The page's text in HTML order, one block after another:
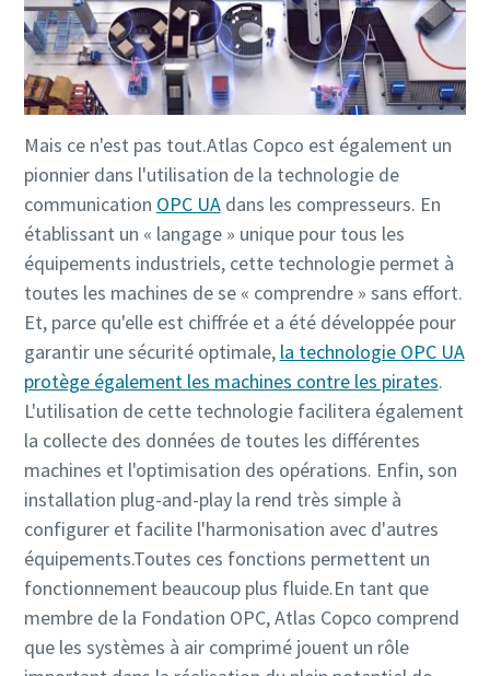
Mais ce n'est pas tout.Atlas Copco est également un
pionnier dans l'utilisation de la technologie de
communication OPC UAdans les compresseurs. En
établissant un « langage » unique pour tous les
équipements industriels, cette technologie permet à
toutes les machines de se « comprendre » sans effort.
Et, parce qu'elle est chiffrée et a été développée pour
garantir une sécurité optimale, la technologie OPC UA
protège également les machines contre les pirates.
L'utilisation de cette technologie facilitera également
la collecte des données de toutes les différentes
machines et l'optimisation des opérations. Enfin, son
installation plug-and-play la rend très simple à
configurer et facilite l'harmonisation avec d'autres
équipements.Toutes ces fonctions permettent un
fonctionnement beaucoup plus fluide.En tant que
membre de la Fondation OPC, Atlas Copco comprend
que les systèmes à air comprimé jouent un rôle